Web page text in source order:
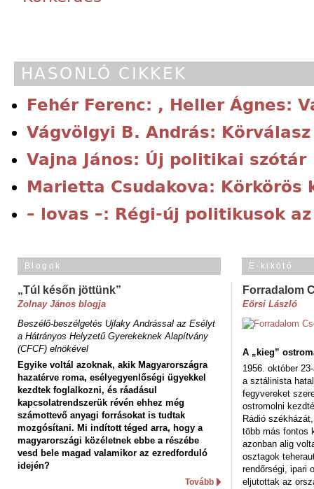
HASONLÓ CIKKEK
Fehér Ferenc: , Heller Ágnes:
Vágvölgyi B. András: Körválasz
Vajna János: Új politikai szótár
Marietta Csudakova: Körkörös
– lovas –: Régi-új politikusok
Blogok
„Túl későn jöttünk”
Zolnay János blogja
Beszélő-beszélgetés Ujlaky Andrással az Esélyt
a Hátrányos Helyzetű Gyerekeknek Alapítvány
(CFCF) elnökével
Egyike voltál azoknak, akik Magyarországra
hazatérve roma, esélyegyenlőségi ügyekkel
kezdtek foglalkozni, és ráadásul
kapcsolatrendszerük révén ehhez még
számottevő anyagi forrásokat is tudtak
mozgósítani. Mi indított téged arra, hogy a
magyarországi közéletnek ebbe a részébe
vesd bele magad valamikor az ezredforduló
idején?
Tovább
E-kikötő
Forradalom
Eörsi László
A „kieg”
1956. október
a sztálinista
fegyvereket
ostromolni
Rádió
több más fontos
azonban alig
osztagok
rendőrségi, ipari
eljutottak az